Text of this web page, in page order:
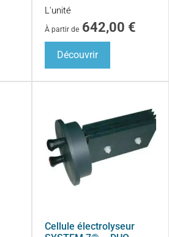
L'unité
À partir de 642,00 €
Découvrir
Cellule électrolyseur